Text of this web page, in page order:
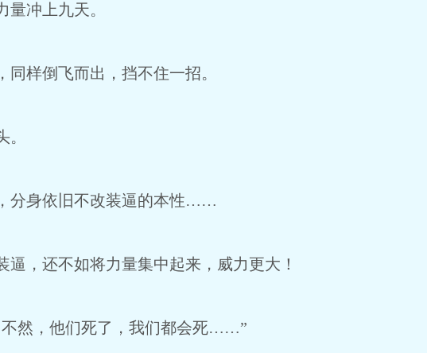
冲上九天。
样倒飞而出，挡不住一招。
身依旧不改装逼的本性……
，还不如将力量集中起来，威力更大！
然，他们死了，我们都会死……”